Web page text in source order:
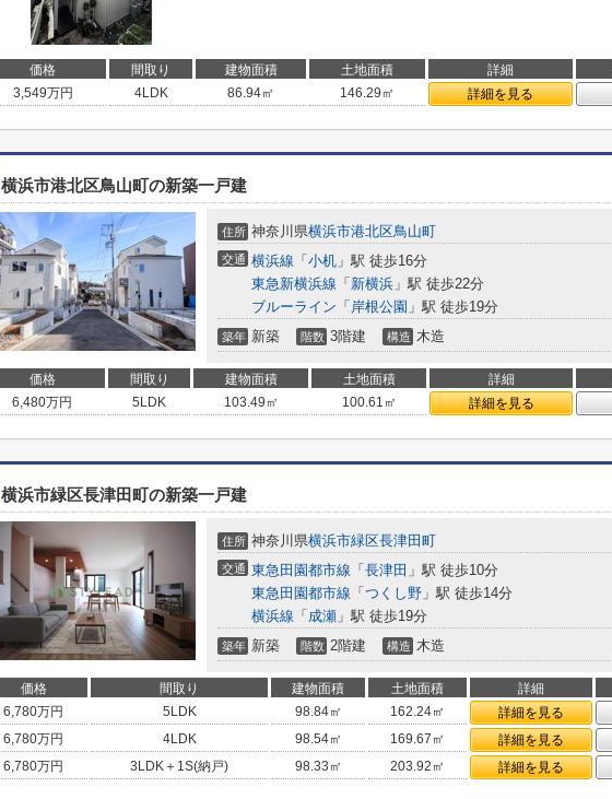
価格 間取り 建物面積 土地面積 詳細
3,549万円 4LDK 86.94㎡ 146.29㎡ 詳細を見る
横浜市港北区鳥山町の新築一戸建
住所 神奈川県横浜市港北区鳥山町
交通 横浜線 「 小机 」駅 徒歩16分
東急新横浜線 「 新横浜 」駅 徒歩22分
ブルーライン 「 岸根公園 」駅 徒歩19分
築年 新築 階数 3階建 構造 木造
価格 間取り 建物面積 土地面積 詳細
6,480万円 5LDK 103.49㎡ 100.61㎡ 詳細を見る
横浜市緑区長津田町の新築一戸建
住所 神奈川県横浜市緑区長津田町
交通 東急田園都市線 「 長津田 」駅 徒歩10分
東急田園都市線 「 つくし野 」駅 徒歩14分
横浜線 「 成瀬 」駅 徒歩19分
築年 新築 階数 2階建 構造 木造
価格 間取り 建物面積 土地面積 詳細
6,780万円 5LDK 98.84㎡ 162.24㎡ 詳細を見る
6,780万円 4LDK 98.54㎡ 169.67㎡ 詳細を見る
6,780万円 3LDK＋1S(納戸) 98.33㎡ 203.92㎡ 詳細を見る